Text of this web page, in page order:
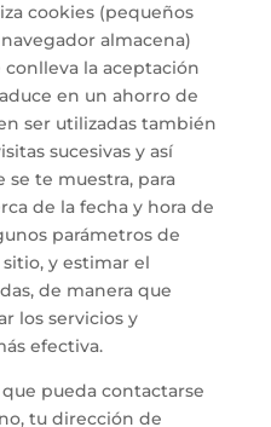
cookies (pequeños
almacena)
conlleva la aceptación
en un ahorro de
ser utilizadas también
sucesivas y así
te muestra, para
de la fecha y hora de
parámetros de
y estimar el
de manera que
los servicios y
efectiva.
pueda contactarse
tu dirección de